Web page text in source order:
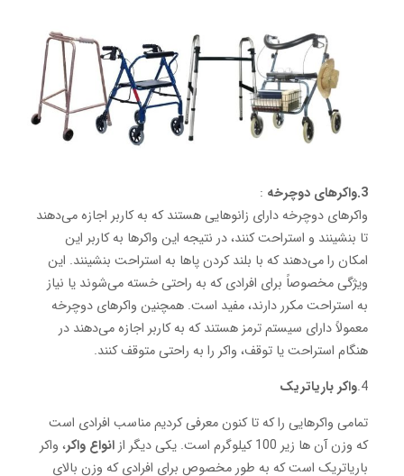
3.واکرهای دوچرخه
:
واکرهای دوچرخه دارای زانوهایی هستند که به کاربر اجازه می‌دهند
تا بنشینند و استراحت کنند، در نتیجه این واکرها به کاربر این
امکان را می‌دهند که با بلند کردن پاها به استراحت بنشینند. این
ویژگی مخصوصاً برای افرادی که به راحتی خسته می‌شوند یا نیاز
به استراحت مکرر دارند، مفید است. همچنین واکرهای دوچرخه
معمولاً دارای سیستم ترمز هستند که به کاربر اجازه می‌دهند در
هنگام استراحت یا توقف، واکر را به راحتی متوقف کنند.
4. واکر باریاتریک
تمامی واکرهایی را که تا کنون معرفی کردیم مناسب افرادی است
که وزن آن ها زیر 100 کیلوگرم است. یکی دیگر از
انواع واکر، واکر
باریاتریک است که به طور مخصوص برای افرادی که وزن بالای